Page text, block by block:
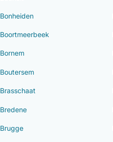
Bonheiden
Boortmeerbeek
Bornem
Boutersem
Brasschaat
Bredene
Brugge